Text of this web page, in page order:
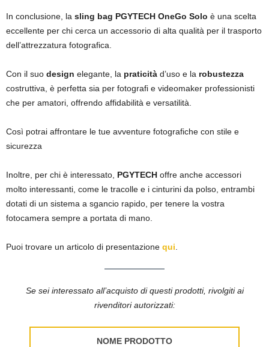
In conclusione, la sling bag PGYTECH OneGo Solo è una scelta
eccellente per chi cerca un accessorio di alta qualità per il trasporto
dell’attrezzatura fotografica.
Con il suo design elegante, la praticità d’uso e la robustezza
costruttiva, è perfetta sia per fotografi e videomaker professionisti
che per amatori, offrendo affidabilità e versatilità.
Così potrai affrontare le tue avventure fotografiche con stile e
sicurezza
Inoltre, per chi è interessato, PGYTECH offre anche accessori
molto interessanti, come le tracolle e i cinturini da polso, entrambi
dotati di un sistema a sgancio rapido, per tenere la vostra
fotocamera sempre a portata di mano.
Puoi trovare un articolo di presentazione qui
Se sei interessato all’acquisto di questi prodotti, rivolgiti ai
rivenditori autorizzati:
NOME PRODOTTO